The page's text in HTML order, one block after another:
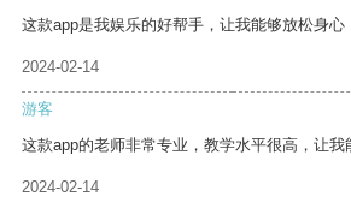
这款app是我娱乐的好帮手，让我能够放松身心
2024-02-14
游客
这款app的老师非常专业，教学水平很高，让我
2024-02-14